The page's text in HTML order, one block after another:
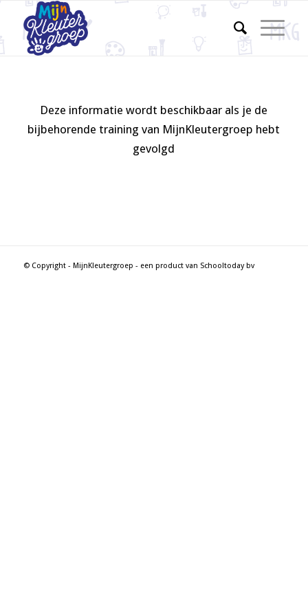
Deze informatie wordt beschikbaar als je de
bijbehorende training van MijnKleutergroep hebt
gevolgd
© Copyright - MijnKleutergroep - een product van Schooltoday bv